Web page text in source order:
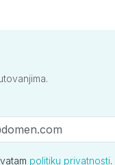
politiku privatnosti.